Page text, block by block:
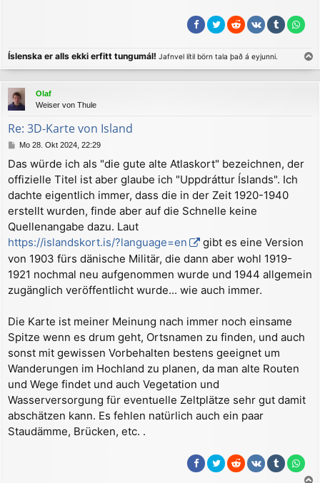
Íslenska er alls ekki erfitt tungumál! Jafnvel lítil börn tala það á eyjunni.
a
c
Olaf
Weiser von Thule
Re: 3D-Karte von Island
B
i
t
a
g
Mo 28. Okt 2024, 22:29
Das würde ich als "die gute alte Atlaskort" bezeichnen, der
offizielle Titel ist aber glaube ich "Uppdráttur Íslands". Ich
dachte eigentlich immer, dass die in der Zeit 1920-1940
erstellt wurden, finde aber auf die Schnelle keine
Quellenangabe dazu. Laut
https://islandskort.is/?language=en
gibt es eine Version
von 1903 fürs dänische Militär, die dann aber wohl 1919-
1921 nochmal neu aufgenommen wurde und 1944 allgemein
zugänglich veröffentlicht wurde... wie auch immer.
Die Karte ist meiner Meinung nach immer noch einsame
Spitze wenn es drum geht, Ortsnamen zu finden, und auch
sonst mit gewissen Vorbehalten bestens geeignet um
Wanderungen im Hochland zu planen, da man alte Routen
und Wege findet und auch Vegetation und
Wasserversorgung für eventuelle Zeltplätze sehr gut damit
abschätzen kann. Es fehlen natürlich auch ein paar
Staudämme, Brücken, etc. .